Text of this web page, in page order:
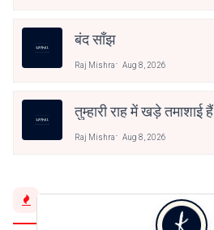
बंद साँझ
Raj Mishra Aug 8, 2026
तुम्हारी राह में खड़े तमाशाई हैं
Raj Mishra Aug 8, 2026
Trending Now